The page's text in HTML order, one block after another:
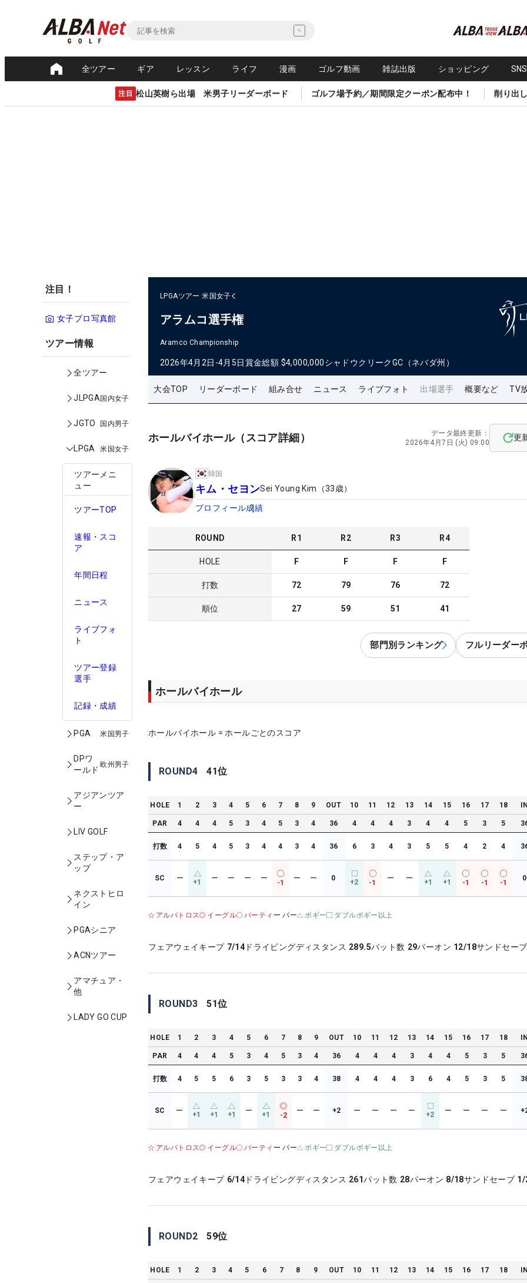
全ツアー ギア レッスン ライフ 漫画 ゴルフ動画 雑誌出版 ショッピング
注目 松山英樹ら出場 米男子リーダーボード ゴルフ場予約／期間限定クーポン配布中！ 削り出
注目！
女子プロ写真館
ツアー情報
全ツアー
JLPGA国内女子
JGTO 国内男子
LPGA 米国女子
ツアーメニ
ュー
ツアーTOP
速報・スコ
ア
年間日程
ニュース
ライブフォ
ト
ツアー登録
選手
記録・成績
PGA 米国男子
DPワ
ールド
欧州男子
アジアンツア
ー
LIV GOLF
ステップ・ア
ップ
ネクストヒロ
イン
PGAシニア
ACNツアー
アマチュア・
他
LADY GO CUP
LPGAツアー 米国女子
アラムコ選手権
Aramco Championship
2026年4月2日-4月5日賞金総額 $4,000,000シャドウクリークGC（ネバダ州）
大会TOP リーダーボード 組み合せ ニュース ライブフォト 出場選手 概要など TV
ホールバイホール（スコア詳細）
データ最終更新：
2026年4月7日 (火) 09:00
更
韓国
キム・セヨンSei Young Kim （33歳）
プロフィール成績
ROUND R1 R2 R3 R4
HOLE F F F F
打数 72 79 76 72
順位 27 59 51 41
部門別ランキング フルリーダー
ホールバイホール
ホールバイホール = ホールごとのスコア
ROUND4 41位
HOLE 1 2 3 4 5 6 7 8 9 OUT 10 11 12 13 14 15 16 17 18
PAR 4 4 4 5 3 4 5 3 4 36 4 4 4 3 4 4 5 3 5
打数 4 5 4 5 3 4 4 3 4 36 6 3 4 3 5 5 4 2 4
SC ー +1 ー ー ー ー
-1
ー ー 0 +2 -1
ー ー +1 +1 -1 -1 -1
0
アルバトロス イーグル バーティ ー パー ボギー ダブルボギー以上
フェアウェイキープ 7/14 ドライビングディスタンス 289.5パット数 29パーオン 12/18サンドセーブ
ROUND3 51位
HOLE 1 2 3 4 5 6 7 8 9 OUT 10 11 12 13 14 15 16 17 18
PAR 4 4 4 5 3 4 5 3 4 36 4 4 4 3 4 4 5 3 5
打数 4 5 5 6 3 5 3 3 4 38 4 4 4 3 6 4 5 3 5
SC ー +1 +1 +1 ー +1 -2
ー ー +2 ー ー ー ー +2 ー ー ー ー
アルバトロス イーグル バーティ ー パー ボギー ダブルボギー以上
フェアウェイキープ 6/14 ドライビングディスタンス 261パット数 28パーオン 8/18サンドセーブ 1/
ROUND2 59位
HOLE 1 2 3 4 5 6 7 8 9 OUT 10 11 12 13 14 15 16 17 18